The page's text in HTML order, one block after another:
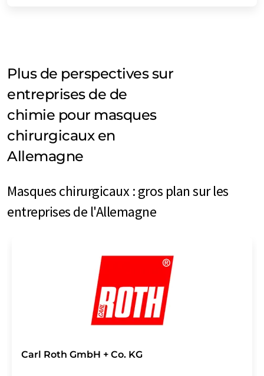
Plus de perspectives sur
entreprises de de
chimie pour masques
chirurgicaux en
Allemagne
Masques chirurgicaux : gros plan sur les
entreprises de l'Allemagne
Carl Roth GmbH + Co. KG